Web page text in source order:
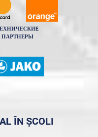
ПАРТНЕРЫ
ÎN ȘCOLI